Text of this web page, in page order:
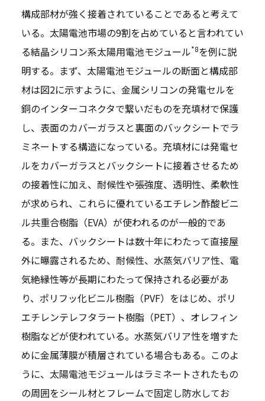
構成部材が強く接着されていることであると考えて
いる。太陽電池市場の9割を占めていると言われてい
る結晶シリコン系太陽用電池モジュール*8を例に説
明する。まず、太陽電池モジュールの断面と構成部
材は図2に示すように、金属シリコンの発電セルを
銅のインターコネクタで繋いだものを充填材で保護
し、表面のカバーガラスと裏面のバックシートでラ
ミネートする構造になっている。充填材には発電セ
ルをカバーガラスとバックシートに接着させるため
の接着性に加え、耐候性や張強度、透明性、柔軟性
が求められ、これらに優れているエチレン酢酸ビニ
ル共重合樹脂（EVA）が使われるのが一般的であ
る。また、バックシートは数十年にわたって直接屋
外に曝露されるため、耐候性、水蒸気バリア性、電
気絶縁性等が長期にわたって保持される必要があ
り、ポリフッ化ビニル樹脂（PVF）をはじめ、ポリ
エチレンテレフタラート樹脂（PET）、オレフィン
樹脂などが使われている。水蒸気バリア性を増すた
めに金属薄膜が積層されている場合もある。このよ
うに、太陽電池モジュールはラミネートされたもの
の周囲をシール材とフレームで固定し防水してお